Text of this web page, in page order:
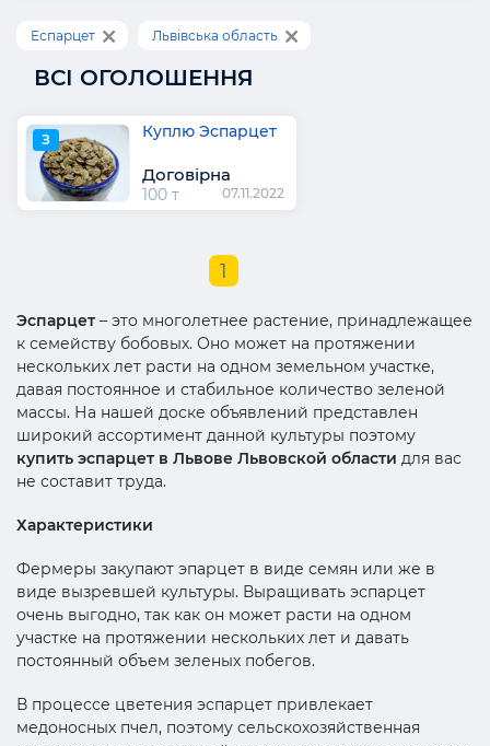
Еспарцет Львівська область
ВСІ ОГОЛОШЕННЯ
З Куплю Эспарцет
Договірна
100 т 07.11.2022
1
Эспарцет – это многолетнее растение, принадлежащее
к семейству бобовых. Оно может на протяжении
нескольких лет расти на одном земельном участке,
давая постоянное и стабильное количество зеленой
массы. На нашей доске объявлений представлен
широкий ассортимент данной культуры поэтому
купить эспарцет в Львове Львовской области для вас
не составит труда.
Характеристики
Фермеры закупают эпарцет в виде семян или же в
виде вызревшей культуры. Выращивать эспарцет
очень выгодно, так как он может расти на одном
участке на протяжении нескольких лет и давать
постоянный объем зеленых побегов.
В процессе цветения эспарцет привлекает
медоносных пчел, поэтому сельскохозяйственная